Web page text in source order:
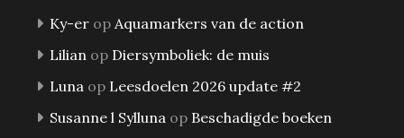
Ky-er op Aquamarkers van de action
Lilian op Diersymboliek: de muis
Luna op Leesdoelen 2026 update #2
Susanne l Sylluna op Beschadigde boeken